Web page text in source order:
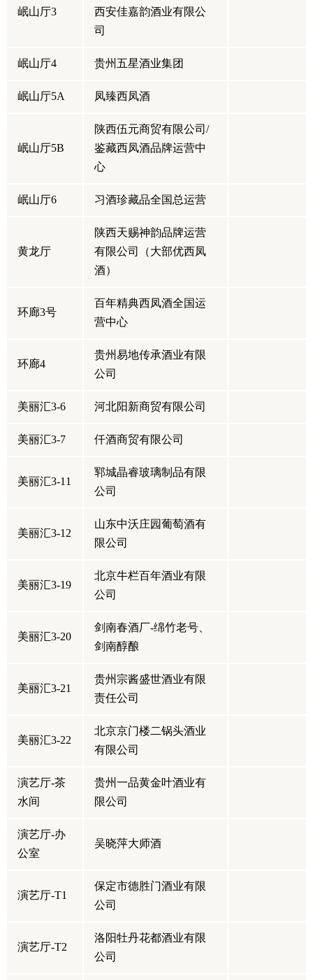
岷山厅3
西安佳嘉韵酒业有限公
司
岷山厅4 贵州五星酒业集团
岷山厅5A 凤臻西凤酒
岷山厅5B
陕西伍元商贸有限公司/
鉴藏西凤酒品牌运营中
心
岷山厅6 习酒珍藏品全国总运营
黄龙厅
陕西天赐神韵品牌运营
有限公司（大部优西凤
酒）
环廊3号
百年精典西凤酒全国运
营中心
环廊4
贵州易地传承酒业有限
公司
美丽汇3-6 河北阳新商贸有限公司
美丽汇3-7 仟酒商贸有限公司
美丽汇3-11
郓城晶睿玻璃制品有限
公司
美丽汇3-12
山东中沃庄园葡萄酒有
限公司
美丽汇3-19
北京牛栏百年酒业有限
公司
美丽汇3-20
剑南春酒厂-绵竹老号、
剑南醇酿
美丽汇3-21
贵州宗酱盛世酒业有限
责任公司
美丽汇3-22
北京京门楼二锅头酒业
有限公司
演艺厅-茶
水间
贵州一品黄金叶酒业有
限公司
演艺厅-办
公室
吴晓萍大师酒
演艺厅-T1
保定市德胜门酒业有限
公司
演艺厅-T2
洛阳牡丹花都酒业有限
公司